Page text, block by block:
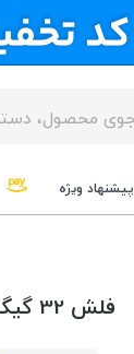
پیشنهاد ویژه
فلش 32 گیگ